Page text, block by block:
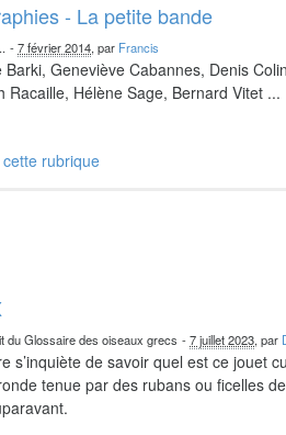
- La petite bande
-7 février 2014, par Francis
Barki, Geneviève Cabannes, Denis
Racaille, Hélène Sage, Bernard Vitet ...
rubrique
du Glossaire des oiseaux grecs -7 juillet 2023, par
s’inquiète de savoir quel est ce jouet
tenue par des rubans ou ficelles